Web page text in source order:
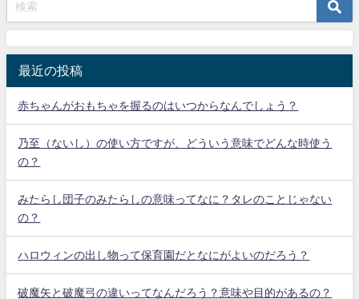
最近の投稿
赤ちゃんがおもちゃを握るのはいつからなんでしょう？
乃至（ないし）の使い方ですが、どういう意味でどんな時使う
の？
みたらし団子のみたらしの意味ってなに？タレのことじゃない
の？
ハロウィンの出し物って保育園だとなにがよいのだろう？
破魔矢と破魔弓の違いってなんだろう？意味や目的があるの？